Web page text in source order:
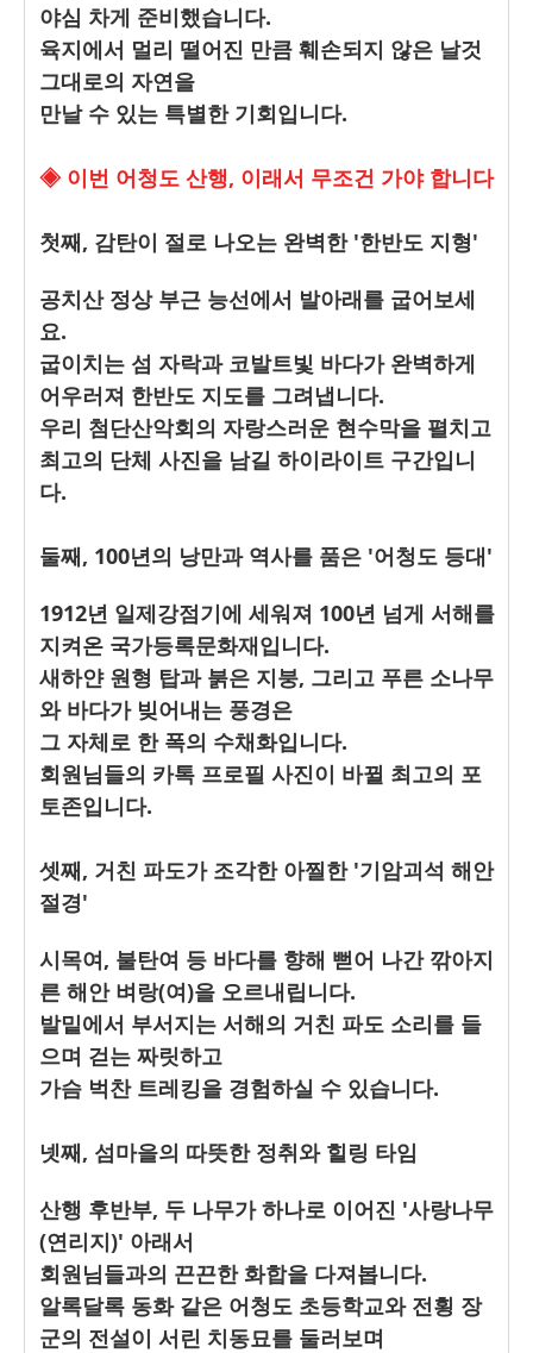
야심 차게 준비했습니다.
육지에서 멀리 떨어진 만큼 훼손되지 않은 날것
그대로의 자연을
만날 수 있는 특별한 기회입니다.
◈ 이번 어청도 산행, 이래서 무조건 가야 합니다
첫째, 감탄이 절로 나오는 완벽한 '한반도 지형'
공치산 정상 부근 능선에서 발아래를 굽어보세
요.
굽이치는 섬 자락과 코발트빛 바다가 완벽하게
어우러져 한반도 지도를 그려냅니다.
우리 첨단산악회의 자랑스러운 현수막을 펼치고
최고의 단체 사진을 남길 하이라이트 구간입니
다.
둘째, 100년의 낭만과 역사를 품은 '어청도 등대'
1912년 일제강점기에 세워져 100년 넘게 서해를
지켜온 국가등록문화재입니다.
새하얀 원형 탑과 붉은 지붕, 그리고 푸른 소나무
와 바다가 빚어내는 풍경은
그 자체로 한 폭의 수채화입니다.
회원님들의 카톡 프로필 사진이 바뀔 최고의 포
토존입니다.
셋째, 거친 파도가 조각한 아찔한 '기암괴석 해안
절경'
시목여, 불탄여 등 바다를 향해 뻗어 나간 깎아지
른 해안 벼랑(여)을 오르내립니다.
발밑에서 부서지는 서해의 거친 파도 소리를 들
으며 걷는 짜릿하고
가슴 벅찬 트레킹을 경험하실 수 있습니다.
넷째, 섬마을의 따뜻한 정취와 힐링 타임
산행 후반부, 두 나무가 하나로 이어진 '사랑나무
(연리지)' 아래서
회원님들과의 끈끈한 화합을 다져봅니다.
알록달록 동화 같은 어청도 초등학교와 전횡 장
군의 전설이 서린 치동묘를 둘러보며